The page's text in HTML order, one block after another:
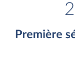
Première